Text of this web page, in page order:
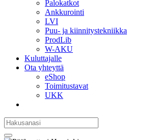
Palokatkot
Ankkurointi
LVI
Puu- ja kiinnitystekniikka
ProdLib
W-AKU
Kuluttajalle
Ota yhteyttä
eShop
Toimitustavat
UKK